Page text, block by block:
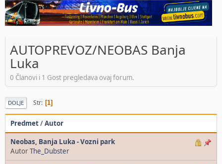
AUTOPREVOZ/NEOBAS Banja
Luka
0 Članovi i 1 Gost pregledava ovaj forum.
DOLJE Str 1
Predmet/Autor
Neobas, Banja Luka - Vozni park
AutorThe_Dubster